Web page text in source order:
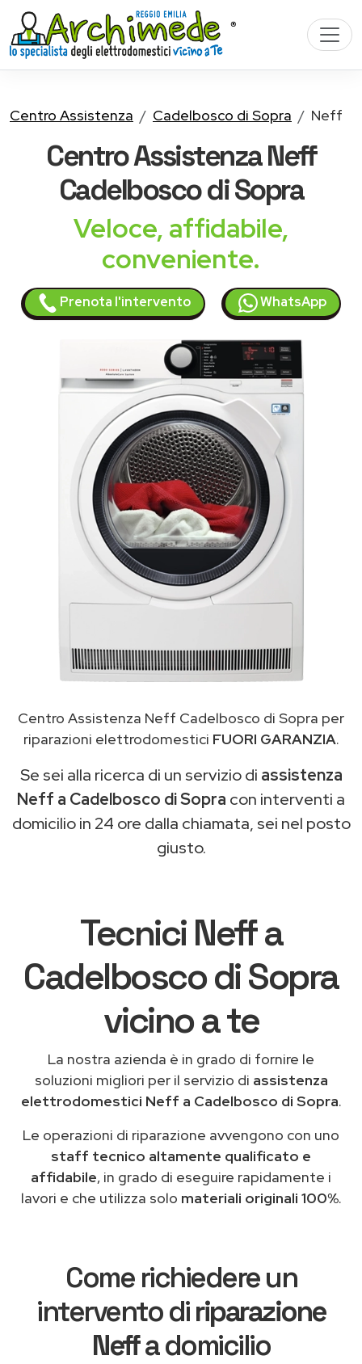
Centro Assistenza Cadelbosco di Sopra Neff
Centro AssistenzaNeff
Cadelbosco di Sopra
Veloce, affidabile,
conveniente.
Prenota l'intervento WhatsApp
Centro Assistenza Neff Cadelbosco di Sopra per
riparazioni elettrodomestici FUORI GARANZIA.
Se sei alla ricerca di un servizio di assistenza
Neff a Cadelbosco di Sopra con interventi a
domicilio in 24 ore dalla chiamata, sei nel posto
giusto.
Tecnici Neff a
Cadelbosco di Sopra
vicino a te
La nostra azienda è in grado di fornire le
soluzioni migliori per il servizio di assistenza
elettrodomestici Neff a Cadelbosco di Sopra.
Le operazioni di riparazione avvengono con uno
staff tecnico altamente qualificato e
affidabile, in grado di eseguire rapidamente i
lavori e che utilizza solo materiali originali 100%.
Come richiedere un
intervento diriparazione
Neffa domicilio